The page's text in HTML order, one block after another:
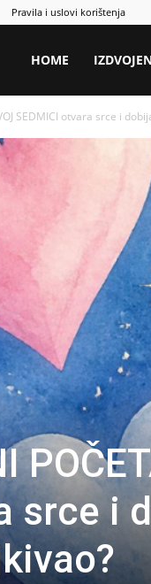
Pravila i uslovi korištenja
HOME
SEDMICI otvara srce i
srce i